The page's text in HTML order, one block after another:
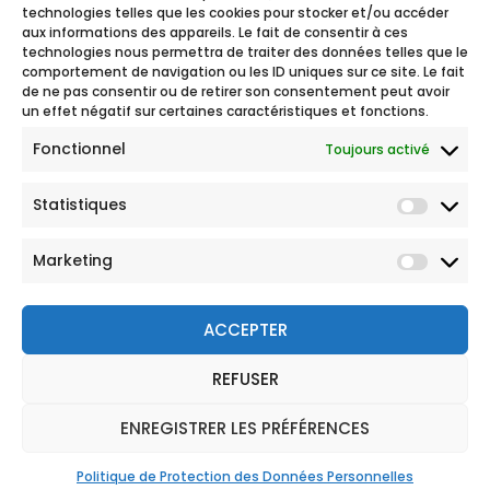
technologies telles que les cookies pour stocker et/ou accéder
aux informations des appareils. Le fait de consentir à ces
technologies nous permettra de traiter des données telles que le
comportement de navigation ou les ID uniques sur ce site. Le fait
de ne pas consentir ou de retirer son consentement peut avoir
un effet négatif sur certaines caractéristiques et fonctions.
Fonctionnel Toujours activé
Statistiques
Marketing
ACCEPTER
REFUSER
ENREGISTRER LES PRÉFÉRENCES
Politique de Protection des Données Personnelles
Réclamation Plan du site